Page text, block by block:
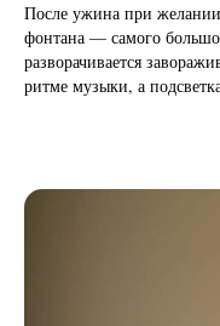
После ужина при
фонтана — самого
разворачивается
ритме музыки, а